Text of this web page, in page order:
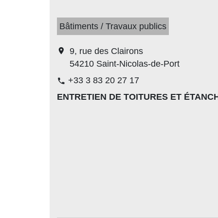
Bâtiments / Travaux publics
location_on
9, rue des Clairons
54210 Saint-Nicolas-de-Port
phone +33 3 83 20 27 17
ENTRETIEN DE TOITURES ET